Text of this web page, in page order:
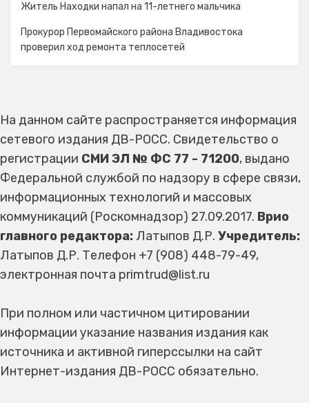
Житель Находки напал на 11-летнего мальчика
Прокурор Первомайского района Владивостока
проверил ход ремонта теплосетей
На данном сайте распространяется информация
сетевого издания ДВ-РОСС. Свидетельство о
регистрации СМИ ЭЛ № ФС 77 - 71200, выдано
Федеральной службой по надзору в сфере связи,
информационных технологий и массовых
коммуникаций (Роскомнадзор) 27.09.2017. Врио
главного редактора: Латыпов Д.Р. Учредитель:
Латыпов Д.Р. Телефон +7 (908) 448-79-49,
электронная почта primtrud@list.ru
При полном или частичном цитировании
информации указание названия издания как
источника и активной гиперссылки на сайт
Интернет-издания ДВ-РОСС обязательно.